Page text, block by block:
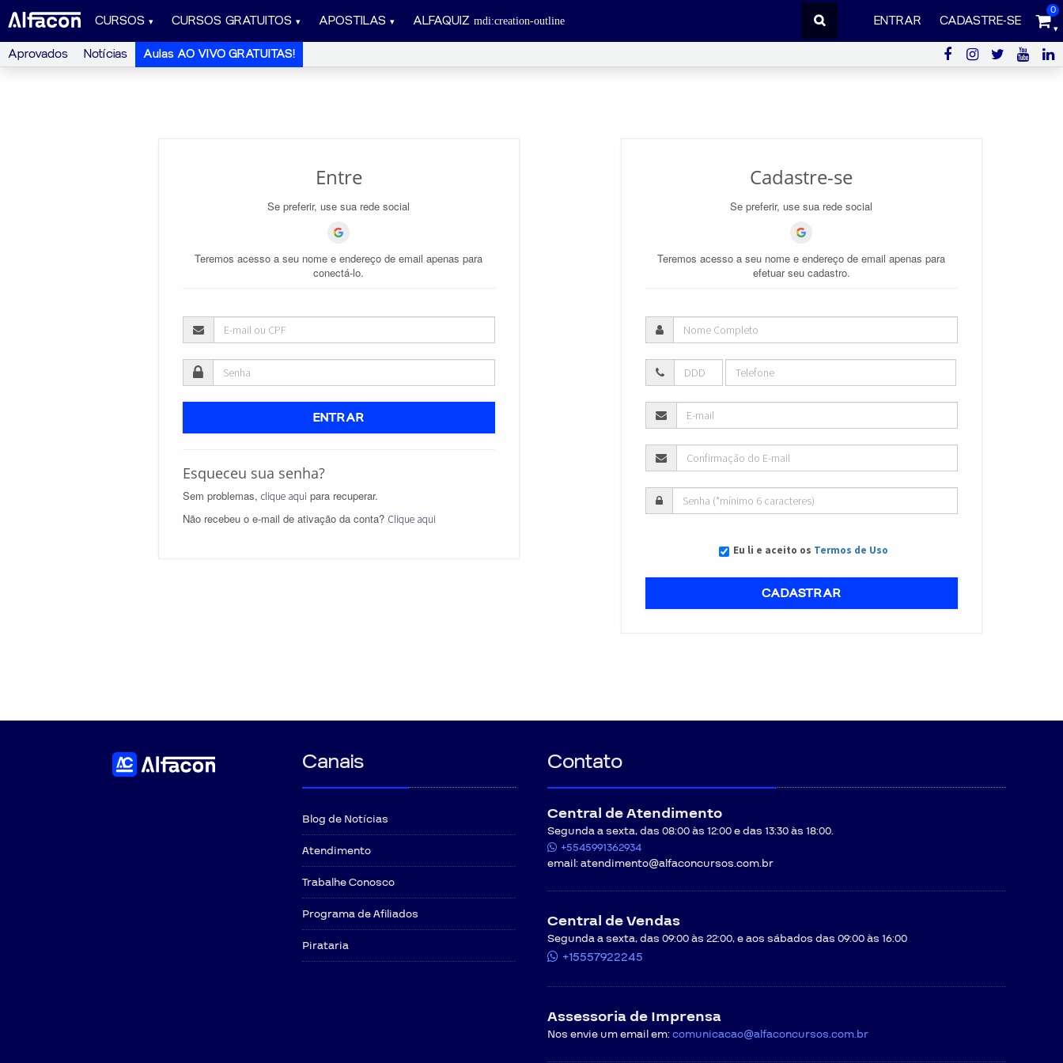
0
ENTRAR CADASTRE-SE
CURSOS CURSOS GRATUITOS APOSTILAS ALFAQUIZ
Aprovados Notícias Aulas AO VIVO GRATUITAS!
Entre
Se preferir, use sua rede social
Teremos acesso a seu nome e endereço de email apenas para
conectá-lo.
ENTRAR
Esqueceu sua senha?
Sem problemas, clique aqui para recuperar.
Não recebeu o e-mail de ativação da conta? Clique aqui
Cadastre-se
Se preferir, use sua rede social
Teremos acesso a seu nome e endereço de email apenas para
efetuar seu cadastro.
Eu li e aceito os Termos de Uso
CADASTRAR
Canais
Blog de Notícias
Atendimento
Trabalhe Conosco
Programa de Afiliados
Pirataria
Contato
Central de Atendimento
Segunda a sexta, das 08:00 às 12:00 e das 13:30 às 18:00.
+5545991362934
email:atendimento@alfaconcursos.com.br
Central de Vendas
Segunda a sexta, das 09:00 às 22:00, e aos sábados das 09:00 às 16:00
+15557922245
Assessoria de Imprensa
Nos envie um email em:comunicacao@alfaconcursos.com.br